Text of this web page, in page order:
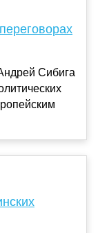
Сибига